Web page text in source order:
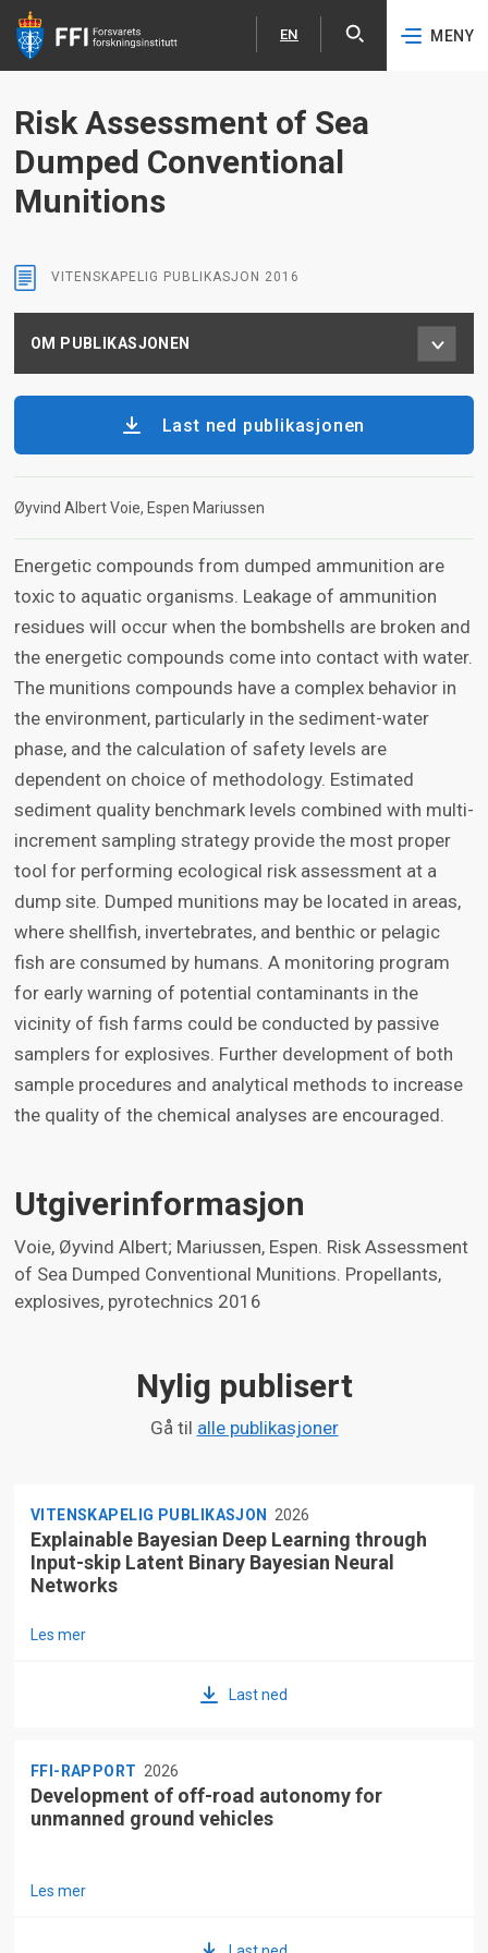
Hopp til hovedinnhold
EN
English MENY
Risk Assessment of Sea
Dumped Conventional
Munitions
VITENSKAPELIG PUBLIKASJON 2016
OM PUBLIKASJONEN
Last ned publikasjonen
Øyvind Albert Voie Espen Mariussen
Energetic compounds from dumped ammunition are
toxic to aquatic organisms. Leakage of ammunition
residues will occur when the bombshells are broken and
the energetic compounds come into contact with water.
The munitions compounds have a complex behavior in
the environment, particularly in the sediment-water
phase, and the calculation of safety levels are
dependent on choice of methodology. Estimated
sediment quality benchmark levels combined with multi-
increment sampling strategy provide the most proper
tool for performing ecological risk assessment at a
dump site. Dumped munitions may be located in areas,
where shellfish, invertebrates, and benthic or pelagic
fish are consumed by humans. A monitoring program
for early warning of potential contaminants in the
vicinity of fish farms could be conducted by passive
samplers for explosives. Further development of both
sample procedures and analytical methods to increase
the quality of the chemical analyses are encouraged.
Utgiverinformasjon
Voie, Øyvind Albert; Mariussen, Espen. Risk Assessment
of Sea Dumped Conventional Munitions. Propellants,
explosives, pyrotechnics 2016
Nylig publisert
Gå til alle publikasjoner
VITENSKAPELIG PUBLIKASJON 2026
Explainable Bayesian Deep Learning through
Input-skip Latent Binary Bayesian Neural
Networks
Les mer
Last ned
FFI-RAPPORT 2026
Development of off-road autonomy for
unmanned ground vehicles
Les mer